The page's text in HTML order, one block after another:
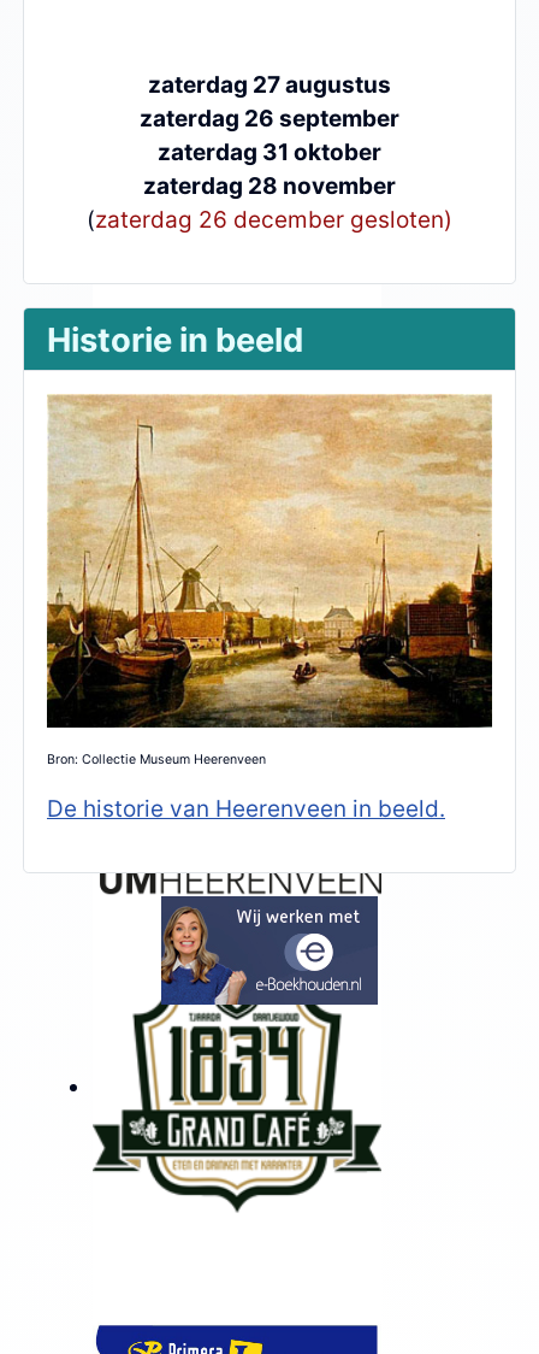
zaterdag 27 augustus
zaterdag 26 september
zaterdag 31 oktober
zaterdag 28 november
(zaterdag 26 december gesloten)
Historie in beeld
Bron: Collectie Museum Heerenveen
De historie van Heerenveen in beeld.